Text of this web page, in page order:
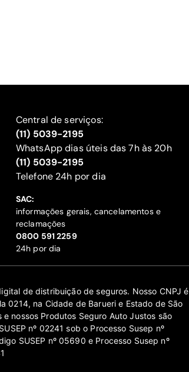
Central de serviços:
(11) 5039-2195
WhatsApp dias úteis das 7h às 20h
(11) 5039-2195
‍Telefone 24h por dia
SAC:
informações gerais, cancelamentos e
reclamações
‍0800 591 2259
24h por dia
de distribuição de seguros. Nosso CNPJ é
0214, na Cidade de Barueri e Estado de São
nossos Produtos Seguro Auto Justos são
nº 02241 sob o Processo Susep nº
SUSEP nº 05690 e Processo Susep nº